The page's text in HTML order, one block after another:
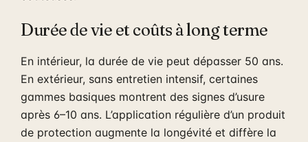
Durée de vie et coûts à long terme
En intérieur, la durée de vie peut dépasser 50 ans.
En extérieur, sans entretien intensif, certaines
gammes basiques montrent des signes d’usure
après 6–10 ans. L’application régulière d’un produit
de protection augmente la longévité et diffère la